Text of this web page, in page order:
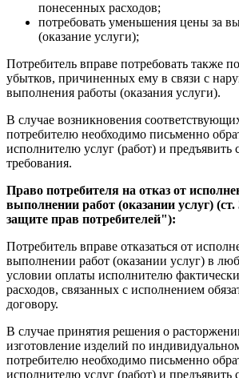
понесенных расходов;
потребовать уменьшения цены за
(оказание услуги);
Потребитель вправе потребовать также
убытков, причиненных ему в связи с
выполнения работы (оказания услуги).
В случае возникновения
потребителю необходимо письменно
исполнителю услуг (работ) и предъявить
требования.
Право потребителя на отказ от
выполнении работ (оказании услуг)
защите прав потребителей"):
Потребитель вправе отказаться от
выполнении работ (оказании услуг) в
условии оплаты исполнителю
расходов, связанных с исполнением
договору.
В случае принятия решения о
изготовление изделий по
потребителю необходимо письменно
исполнителю услуг (работ) и предъявить